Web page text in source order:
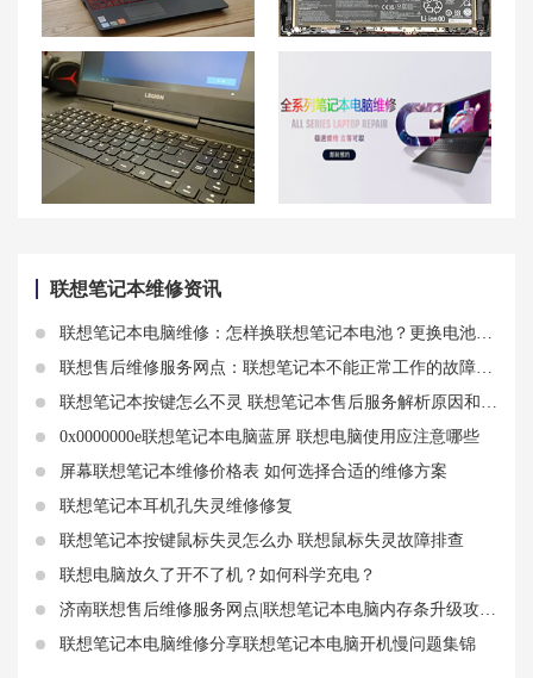
解决联想游戏本G5000摄像头画面模糊的技巧 联想Y7000P如何安装硬盘？Y7000P固态硬盘推荐
联想笔记本维修资讯
联想笔记本电脑维修：怎样换联想笔记本电池？更换电池操作步骤
联想售后维修服务网点：联想笔记本不能正常工作的故障原因及解决方法
联想笔记本按键怎么不灵 联想笔记本售后服务解析原因和方法
0x0000000e联想笔记本电脑蓝屏 联想电脑使用应注意哪些
屏幕联想笔记本维修价格表 如何选择合适的维修方案
联想笔记本耳机孔失灵维修修复
联想笔记本按键鼠标失灵怎么办 联想鼠标失灵故障排查
联想电脑放久了开不了机？如何科学充电？
济南联想售后维修服务网点|联想笔记本电脑内存条升级攻略：如何选择合适的内存条，提高电脑性能
联想笔记本电脑维修分享联想笔记本电脑开机慢问题集锦